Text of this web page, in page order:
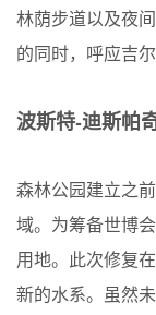
林荫步道以及夜
的同时，呼应吉
波斯特-迪斯帕
森林公园建立之
域。为筹备世博
用地。此次修复
新的水系。虽然